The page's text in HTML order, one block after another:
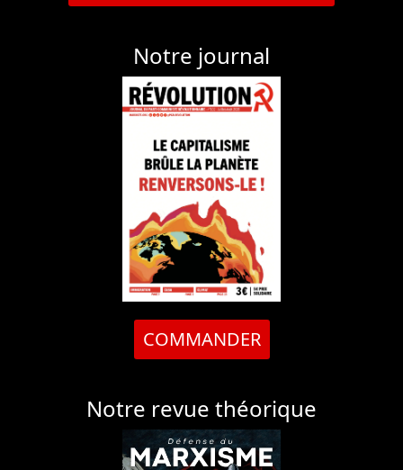
Notre journal
COMMANDER
Notre revue théorique